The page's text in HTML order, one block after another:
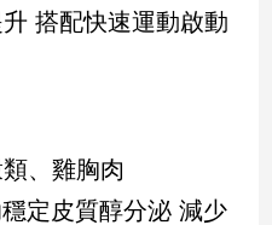
搭配快速運動啟動
、雞胸肉
定皮質醇分泌 減少